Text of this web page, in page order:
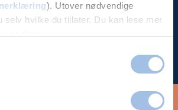
). Utover nødvendige
selv hvilke du tillater. Du kan lese mer